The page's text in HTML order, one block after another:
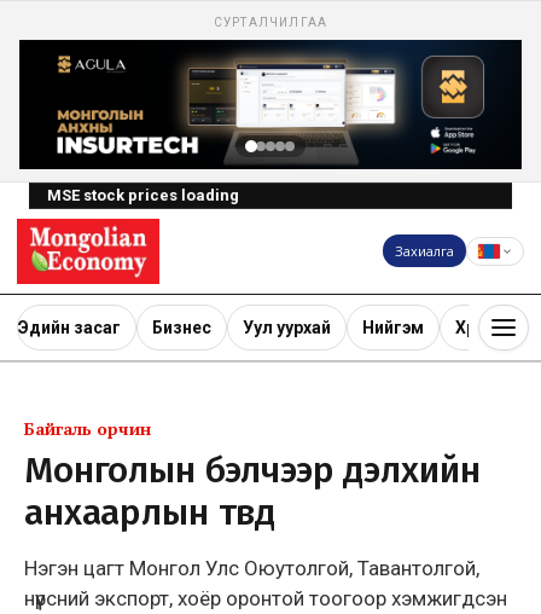
СУРТАЛЧИЛГАА
MSE stock prices loading
Захиалга
Эдийн засаг Бизнес Уул уурхай Нийгэм Хөрөнгө
Байгаль орчин
Монголын бэлчээр дэлхийн
анхаарлын төвд
Нэгэн цагт Монгол Улс Оюутолгой, Тавантолгой,
нүүрсний экспорт, хоёр оронтой тоогоор хэмжигдсэн